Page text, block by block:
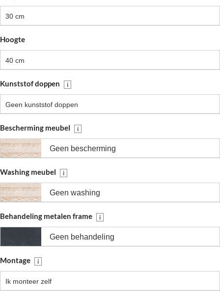
30 cm
Hoogte
40 cm
Kunststof doppen i
Geen kunststof doppen
Bescherming meubel i
Geen bescherming
Washing meubel i
Geen washing
Behandeling metalen frame i
Geen behandeling
Montage i
Ik monteer zelf